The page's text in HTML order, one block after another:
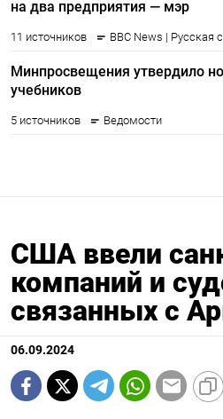
США ввели
компаний и
связанных с
06.09.2024